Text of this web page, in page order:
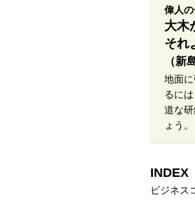
偉人
大木
それ
（新
地面
るに
道な
ょう。
INDEX
ビジネス